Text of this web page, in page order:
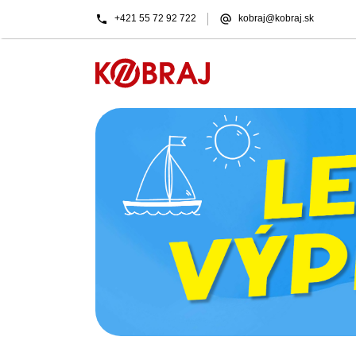
+421 55 72 92 722 kobraj@kobraj.sk